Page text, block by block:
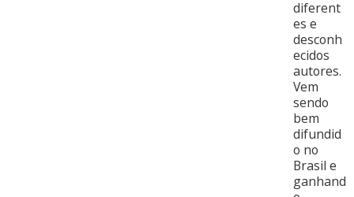
diferent
es e
desconh
ecidos
autores.
Vem
sendo
bem
difundid
o no
Brasil e
ganhand